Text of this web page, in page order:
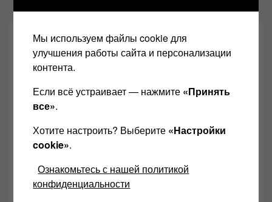
Мы используем файлы cookie для
улучшения работы сайта и персонализации
контента.
Если всё устраивает — нажмите «Принять
все».
Хотите настроить? Выберите «Настройки
cookie».
Ознакомьтесь с нашей политикой
конфиденциальности